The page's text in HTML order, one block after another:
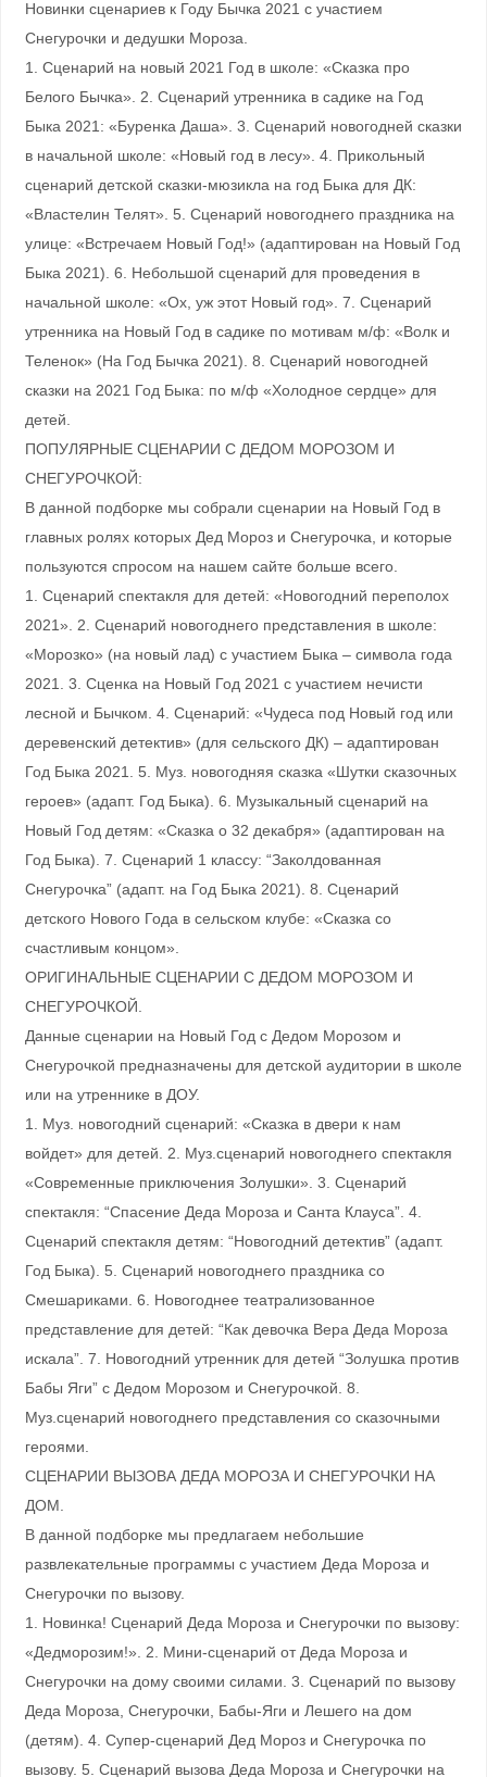
Новинки сценариев к Году Бычка 2021 с участием
Снегурочки и дедушки Мороза.
1. Сценарий на новый 2021 Год в школе: «Сказка про
Белого Бычка». 2. Сценарий утренника в садике на Год
Быка 2021: «Буренка Даша». 3. Сценарий новогодней сказки
в начальной школе: «Новый год в лесу». 4. Прикольный
сценарий детской сказки-мюзикла на год Быка для ДК:
«Властелин Телят». 5. Сценарий новогоднего праздника на
улице: «Встречаем Новый Год!» (адаптирован на Новый Год
Быка 2021). 6. Небольшой сценарий для проведения в
начальной школе: «Ох, уж этот Новый год». 7. Сценарий
утренника на Новый Год в садике по мотивам м/ф: «Волк и
Теленок» (На Год Бычка 2021). 8. Сценарий новогодней
сказки на 2021 Год Быка: по м/ф «Холодное сердце» для
детей.
ПОПУЛЯРНЫЕ СЦЕНАРИИ С ДЕДОМ МОРОЗОМ И
СНЕГУРОЧКОЙ:
В данной подборке мы собрали сценарии на Новый Год в
главных ролях которых Дед Мороз и Снегурочка, и которые
пользуются спросом на нашем сайте больше всего.
1. Сценарий спектакля для детей: «Новогодний переполох
2021». 2. Сценарий новогоднего представления в школе:
«Морозко» (на новый лад) с участием Быка – символа года
2021. 3. Сценка на Новый Год 2021 с участием нечисти
лесной и Бычком. 4. Сценарий: «Чудеса под Новый год или
деревенский детектив» (для сельского ДК) – адаптирован
Год Быка 2021. 5. Муз. новогодняя сказка «Шутки сказочных
героев» (адапт. Год Быка). 6. Музыкальный сценарий на
Новый Год детям: «Сказка о 32 декабря» (адаптирован на
Год Быка). 7. Сценарий 1 классу: “Заколдованная
Снегурочка” (адапт. на Год Быка 2021). 8. Сценарий
детского Нового Года в сельском клубе: «Сказка со
счастливым концом».
ОРИГИНАЛЬНЫЕ СЦЕНАРИИ С ДЕДОМ МОРОЗОМ И
СНЕГУРОЧКОЙ.
Данные сценарии на Новый Год с Дедом Морозом и
Снегурочкой предназначены для детской аудитории в школе
или на утреннике в ДОУ.
1. Муз. новогодний сценарий: «Сказка в двери к нам
войдет» для детей. 2. Муз.сценарий новогоднего спектакля
«Современные приключения Золушки». 3. Сценарий
спектакля: “Спасение Деда Мороза и Санта Клауса”. 4.
Сценарий спектакля детям: “Новогодний детектив” (адапт.
Год Быка). 5. Сценарий новогоднего праздника со
Смешариками. 6. Новогоднее театрализованное
представление для детей: “Как девочка Вера Деда Мороза
искала”. 7. Новогодний утренник для детей “Золушка против
Бабы Яги” с Дедом Морозом и Снегурочкой. 8.
Муз.сценарий новогоднего представления со сказочными
героями.
СЦЕНАРИИ ВЫЗОВА ДЕДА МОРОЗА И СНЕГУРОЧКИ НА
ДОМ.
В данной подборке мы предлагаем небольшие
развлекательные программы с участием Деда Мороза и
Снегурочки по вызову.
1. Новинка! Сценарий Деда Мороза и Снегурочки по вызову:
«Дедморозим!». 2. Мини-сценарий от Деда Мороза и
Снегурочки на дому своими силами. 3. Сценарий по вызову
Деда Мороза, Снегурочки, Бабы-Яги и Лешего на дом
(детям). 4. Супер-сценарий Дед Мороз и Снегурочка по
вызову. 5. Сценарий вызова Деда Мороза и Снегурочки на